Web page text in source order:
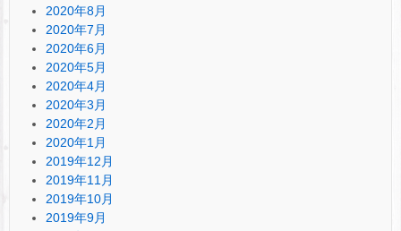
2020年8月
2020年7月
2020年6月
2020年5月
2020年4月
2020年3月
2020年2月
2020年1月
2019年12月
2019年11月
2019年10月
2019年9月